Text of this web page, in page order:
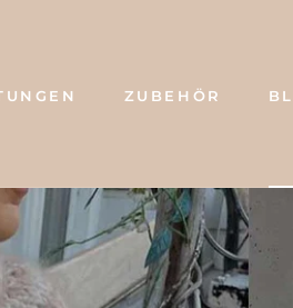
ZUBEHÖR